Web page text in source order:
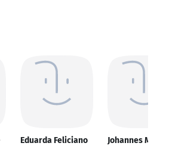
Eduarda Feliciano Johannes Meuer